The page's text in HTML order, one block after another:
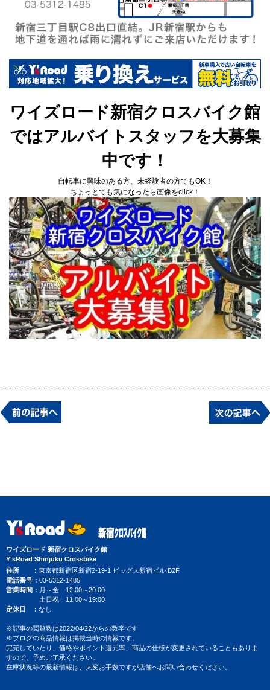
ワイズロード新宿クロスバイク館
ではアルバイトスタッフを大募集
中です！
自転車に興味のある方、未経験者の方でもOK！
ちょっとでも気になったら画像をclick！
ワイズロード 新宿クロスバイク館
Y'sRoad Shinjuku Crossbike
住所
東京都新宿区新宿2-19-1 ビッグス新宿ビル B2F
電話番号
03-5312-1485
営業時間
月～金 12:00～20:00
土日祝 11:00～19:00
定休日
なし
※記事の閲覧数は2022/04/22からの数字です
※ブログの商品情報は掲載当時の情報です。
完売していたり、価格やポイント還元率、商品の仕様が変更されていることもありま
すので、予めご了承ください。
在庫状況等の最新情報は、大変お手数ですが店舗へお問い合わせください。